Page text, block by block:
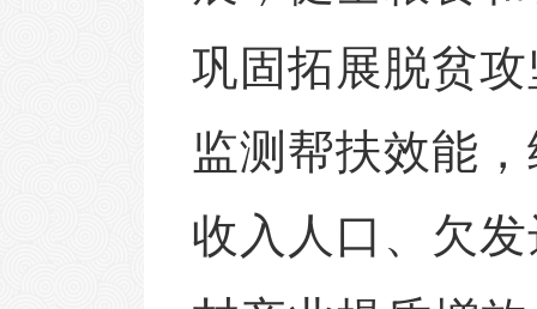
巩固拓展脱贫
监测帮扶效能
收入人口、欠